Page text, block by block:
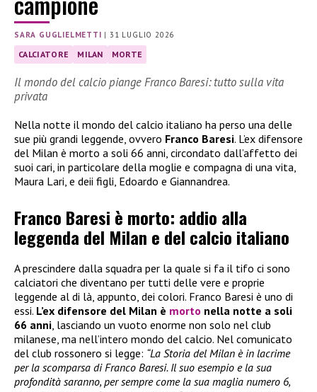
SARA GUGLIELMETTI |31 LUGLIO 2026
CALCIATORE MILAN MORTE
Il mondo del calcio piange Franco Baresi: tutto sulla vita
privata
Nella notte il mondo del calcio italiano ha perso una delle
sue più grandi leggende, ovvero Franco Baresi. L’ex difensore
del Milan è morto a soli 66 anni, circondato dall’affetto dei
suoi cari, in particolare della moglie e compagna di una vita,
Maura Lari, e deii figli, Edoardo e Giannandrea.
Franco Baresi è morto: addio alla
leggenda del Milan e del calcio italiano
A prescindere dalla squadra per la quale si fa il tifo ci sono
calciatori che diventano per tutti delle vere e proprie
leggende al di là, appunto, dei colori. Franco Baresi è uno di
essi. L’ex difensore del Milan è morto nella notte a soli
66 anni , lasciando un vuoto enorme non solo nel club
milanese, ma nell’intero mondo del calcio. Nel comunicato
del club rossonero si legge: “La Storia del Milan è in lacrime
per la scomparsa di Franco Baresi. Il suo esempio e la sua
profondità saranno, per sempre come la sua maglia numero 6,